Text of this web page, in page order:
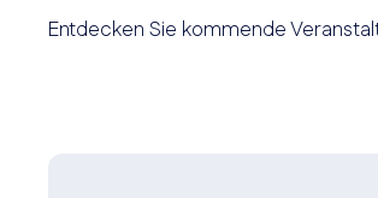
Entdecken Sie kommende